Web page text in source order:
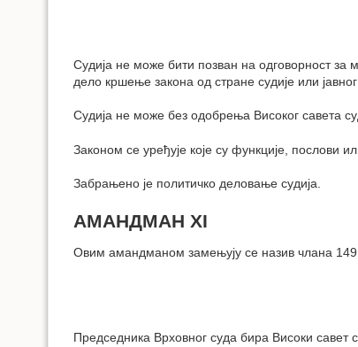
Судија не може бити позван на одговорност
дело кршење закона од стране судије или јавног
Судија не може без одобрења Високог савета
Законом се уређује које су функције, послови
Забрањено је политичко деловање судија.
АМАНДМАН XI
Овим амандманом замењују се назив члана
Председника Врховног суда бира Високи